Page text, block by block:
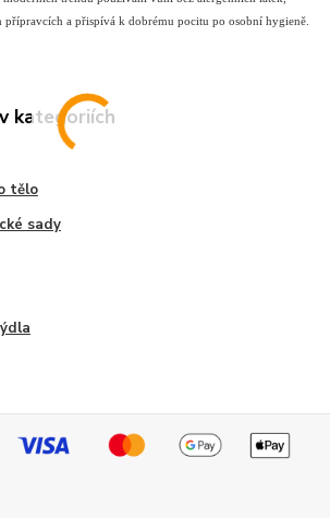
přípravcích a přispívá k dobrému pocitu po osobní hygieně.
kategoriích
tělo
sady